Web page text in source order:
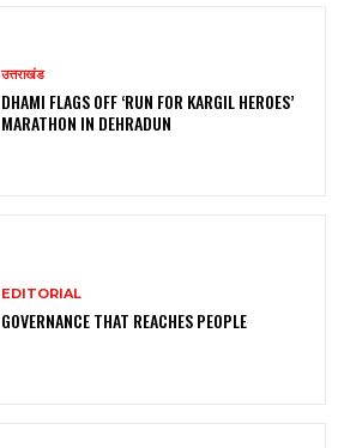
उत्तराखंड
DHAMI FLAGS OFF ‘RUN FOR KARGIL HEROES’
MARATHON IN DEHRADUN
EDITORIAL
GOVERNANCE THAT REACHES PEOPLE